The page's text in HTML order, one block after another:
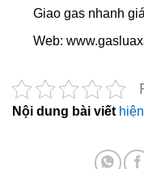
Giao gas nhanh
Web:
Nội dung bài viết hiện